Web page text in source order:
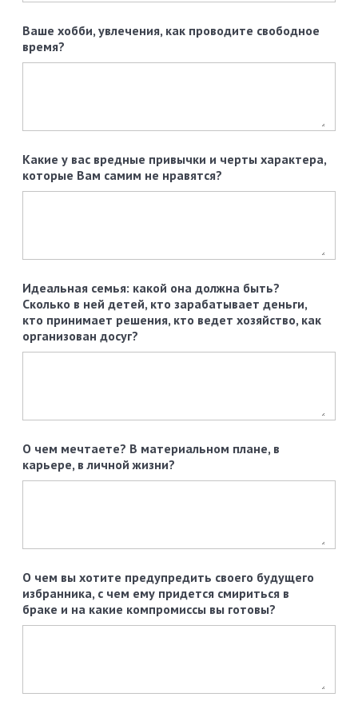
Ваше хобби, увлечения, как проводите свободное
время?
Какие у вас вредные привычки и черты характера,
которые Вам самим не нравятся?
Идеальная семья: какой она должна быть?
Сколько в ней детей, кто зарабатывает деньги,
кто принимает решения, кто ведет хозяйство, как
организован досуг?
О чем мечтаете? В материальном плане, в
карьере, в личной жизни?
О чем вы хотите предупредить своего будущего
избранника, с чем ему придется смириться в
браке и на какие компромиссы вы готовы?